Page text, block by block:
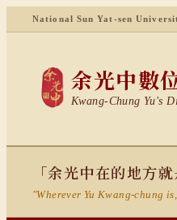
National Sun Yat-sen
余光中數
Kwang-Chung Yu's
「余光中在的地方
"Wherever Yu Kwang-chung